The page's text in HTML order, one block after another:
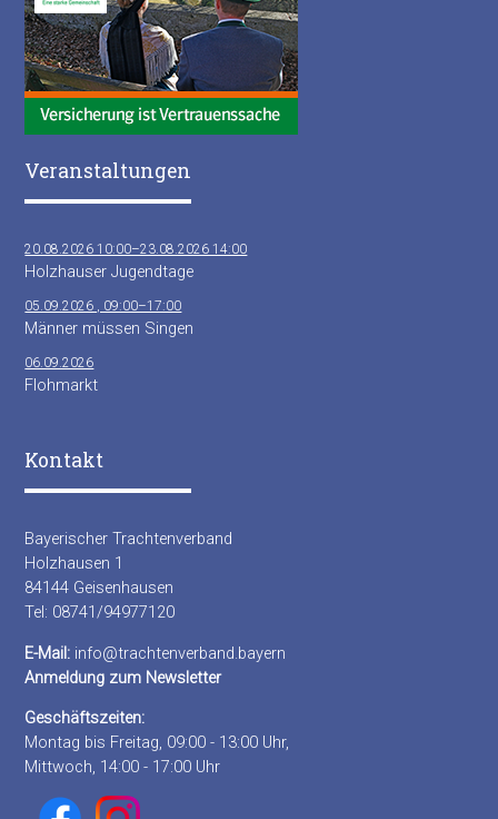
Veranstaltungen
20.08.2026 10:00–23.08.2026 14:00
Holzhauser Jugendtage
05.09.2026 , 09:00–17:00
Männer müssen Singen
06.09.2026
Flohmarkt
Kontakt
Bayerischer Trachtenverband
Holzhausen 1
84144 Geisenhausen
Tel: 08741/94977120
E-Mail: info@trachtenverband.bayern
Anmeldung zum Newsletter
Geschäftszeiten:
Montag bis Freitag, 09:00 - 13:00 Uhr,
Mittwoch, 14:00 - 17:00 Uhr